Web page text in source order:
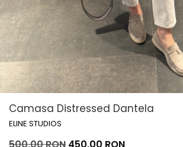
Camasa Distressed Dantela
ELINE STUDIOS